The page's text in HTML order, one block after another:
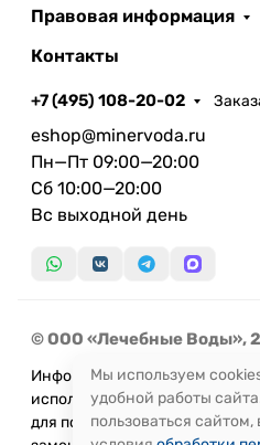
Правовая информация
Контакты
+7 (495) 108-20-02
eshop@minervoda.ru
Пн—Пт 09:00—20:00
Сб 10:00—20:00
Вс выходной день
© ООО «Лечебные Воды»,
Информация,
использована
для постановки диагноза или
Мы используем
удобной работы
пользоваться